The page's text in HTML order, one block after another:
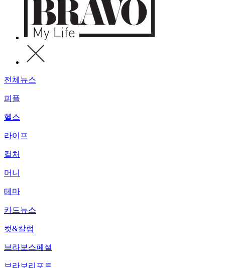
전체뉴스
피플
헬스
라이프
컬처
머니
테마
카드뉴스
컷&칼럼
브라보스페셜
브라보리포트